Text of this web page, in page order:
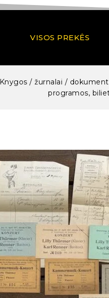
VISOS PREKĖS
Knygos / žurnalai /
programos,